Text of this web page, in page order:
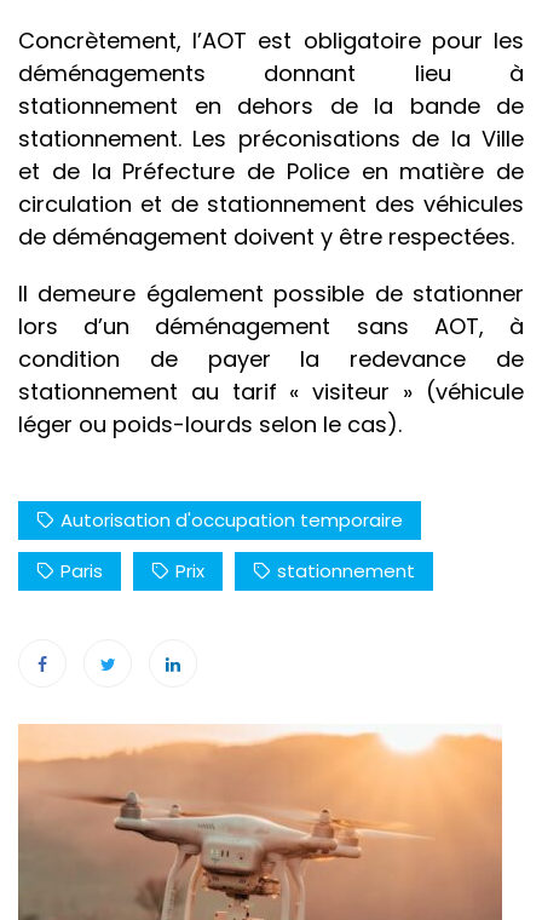
Concrètement, l’AOT est obligatoire pour les
déménagements donnant lieu à
stationnement en dehors de la bande de
stationnement. Les préconisations de la Ville
et de la Préfecture de Police en matière de
circulation et de stationnement des véhicules
de déménagement doivent y être respectées.
Il demeure également possible de stationner
lors d’un déménagement sans AOT, à
condition de payer la redevance de
stationnement au tarif « visiteur » (véhicule
léger ou poids-lourds selon le cas).
Autorisation d'occupation temporaire
Paris
Prix stationnement
Navigation
de
l’article